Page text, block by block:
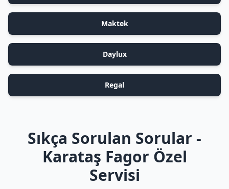
Maktek
Daylux
Regal
Sıkça Sorulan Sorular -
Karataş Fagor Özel
Servisi